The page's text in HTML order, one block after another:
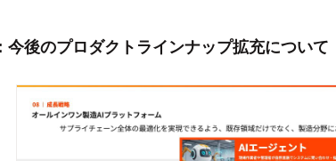
今後のプロダクトラインナップ拡充について